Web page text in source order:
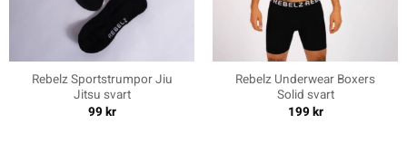
Rebelz Sportstrumpor Jiu
Jitsu svart
99kr
Rebelz Underwear Boxers
Solid svart
199kr